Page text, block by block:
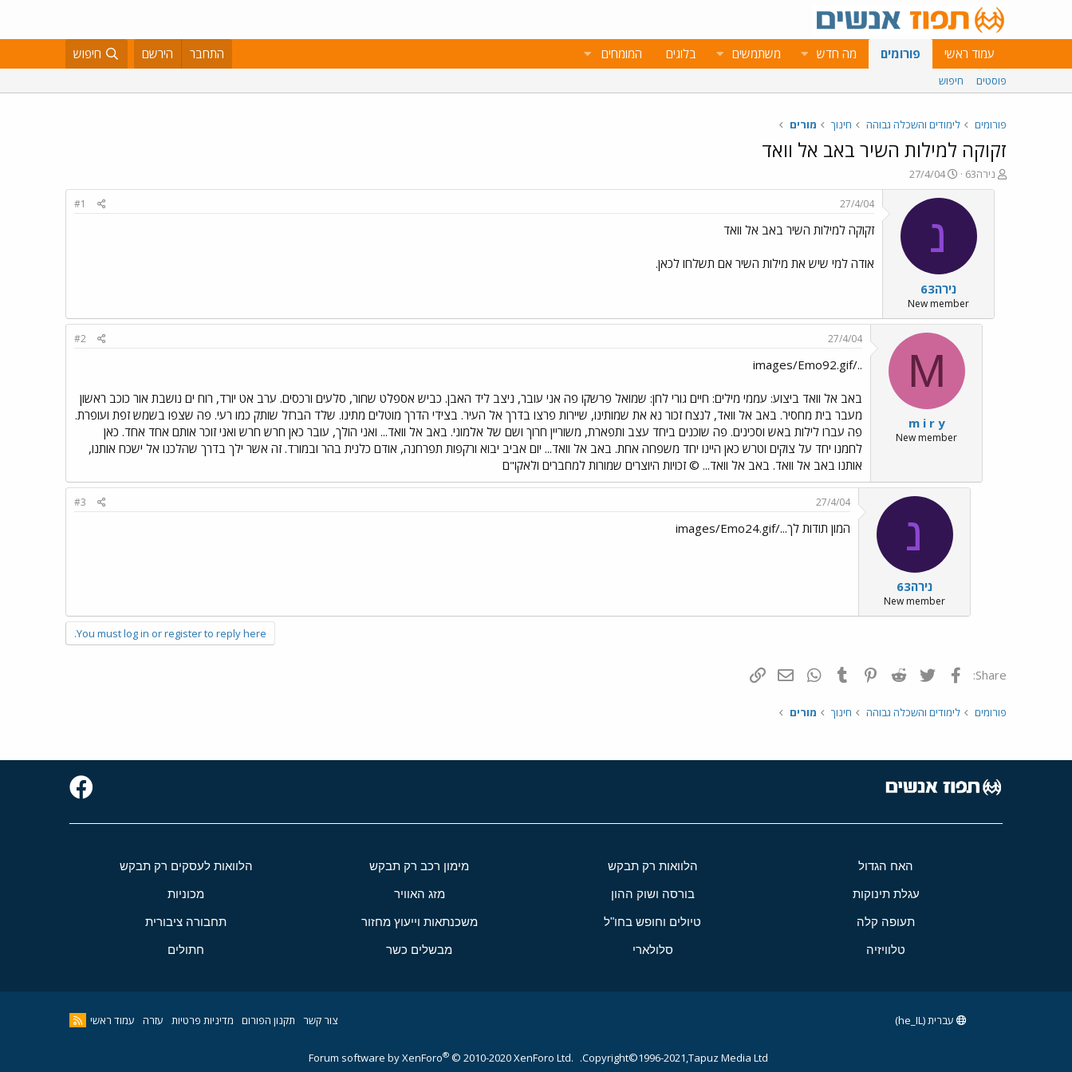
עמוד ראשי פורומים מה חדש משתמשים בלוגים המומחים התחבר הירשם חיפוש
פוסטים חיפוש
פורומים לימודים והשכלה גבוהה חינוך מורים
זקוקה למילות השיר באב אל וואד
פ
ו
נירה63
פ
ו
ר
ם
א
ר
י
ך
27/4/04
נ
נירה63
New member
27/4/04
#1
זקוקה למילות השיר באב אל וואד
אודה למי שיש את מילות השיר אם תשלחו לכאן.
M
m i r y
New member
27/4/04
#2
../images/Emo92.gif
באב אל וואד ביצוע: עממי מילים: חיים גורי לחן: שמואל פרשקו פה אני עובר, ניצב ליד האבן. כביש אספלט שחור, סלעים ורכסים. ערב אט יורד, רוח ים נושבת אור כוכב ראשון
מעבר בית מחסיר. באב אל וואד, לנצח זכור נא את שמותינו, שיירות פרצו בדרך אל העיר. בצידי הדרך מוטלים מתינו. שלד הברזל שותק כמו רעי. פה שצפו בשמש זפת ועופרת.
פה עברו לילות באש וסכינים. פה שוכנים ביחד עצב ותפארת, משוריין חרוך ושם של אלמוני. באב אל וואד... ואני הולך, עובר כאן חרש חרש ואני זוכר אותם אחד אחד. כאן
לחמנו יחד על צוקים וטרש כאן היינו יחד משפחה אחת. באב אל וואד... יום אביב יבוא ורקפות תפרחנה, אודם כלנית בהר ובמורד. זה אשר ילך בדרך שהלכנו אל ישכח אותנו,
אותנו באב אל וואד. באב אל וואד... © זכויות היוצרים שמורות למחברים ולאקו"ם
נ
נירה63
New member
27/4/04
#3
המון תודות לך.../images/Emo24.gif
You must log in or register to reply here.
Share: פייסבוק Twitter
Reddit
Pinterest
Tumblr
WhatsAppדואר אלקטרוני
פורומים לימודים והשכלה גבוהה חינוך מורים
האח הגדול הלוואות רק תבקש מימון רכב רק תבקש הלוואות לעסקים רק תבקש
עגלת תינוקות בורסה ושוק ההון מזג האוויר מכוניות
תעופה קלה טיולים וחופש בחו"ל משכנתאות וייעוץ מחזור תחבורה ציבורית
טלוויזיה סלולארי מבשלים כשר חתולים
צור קשר תקנון הפורום מדיניות פרטיות עזרה עמוד ראשי עברית (he_IL)
Copyright©1996-2021,Tapuz Media Ltd.
Forum software by XenForo® © 2010-2020 XenForo Ltd.